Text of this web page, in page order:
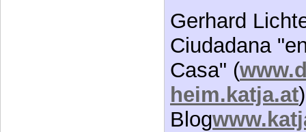
Gerhard
Ciudadana
Casa" (
heim.katja.at
Blog